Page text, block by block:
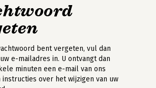
bent vergeten, vul dan
e-mailadres in. U ontvangt dan
minuten een e-mail van ons
instructies over het wijzigen van uw